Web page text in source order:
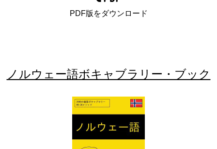
PDF版をダウンロード
ノルウェー語ボキャブラリー・ブック